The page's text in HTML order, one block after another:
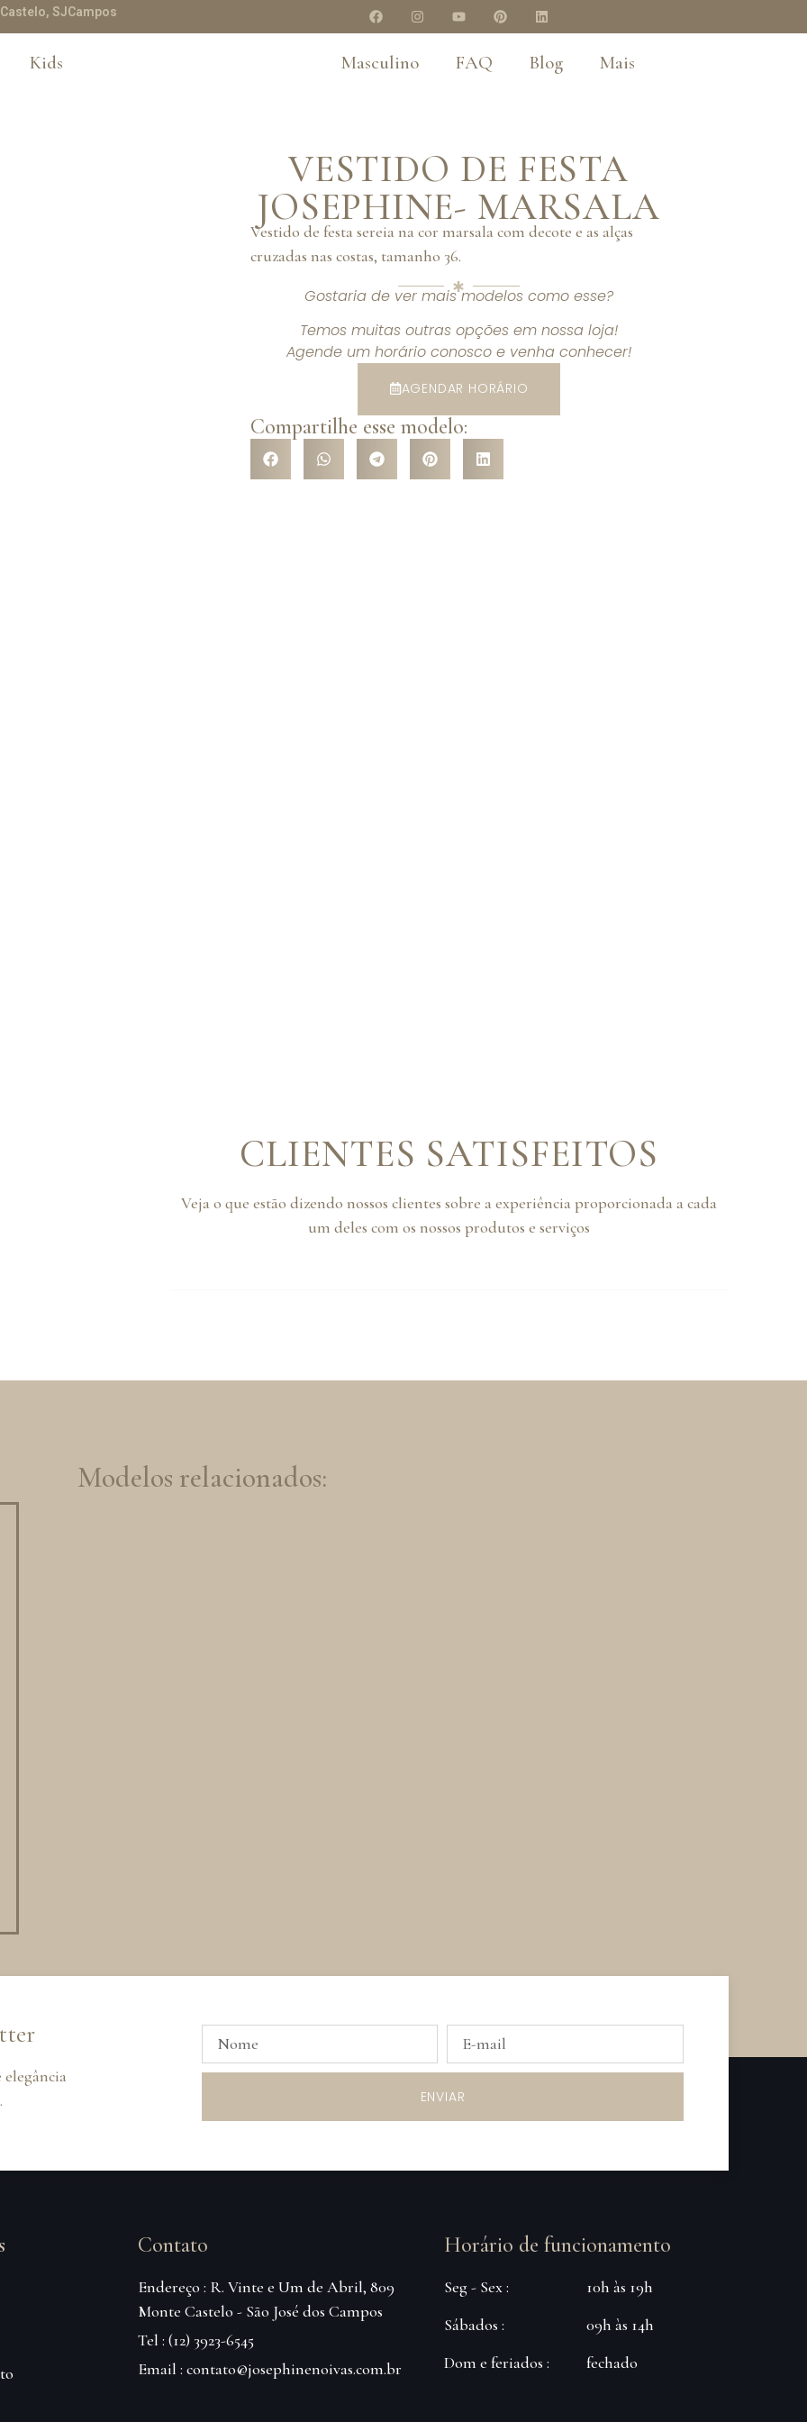
SJCampos
Kids Masculino FAQ Blog Mais
VESTIDO DE FESTA
JOSEPHINE- MARSALA
Vestido de festa sereia na cor marsala com decote e as alças
cruzadas nas costas, tamanho 36.
Gostaria de ver mais modelos como esse?
Temos muitas outras opções em nossa loja!
Agende um horário conosco e venha conhecer!
AGENDAR HORÁRIO
Compartilhe esse modelo:
CLIENTES SATISFEITOS
Veja o que estão dizendo nossos clientes sobre a experiência proporcionada a cada
um deles com os nossos produtos e serviços
Modelos relacionados:
ENVIAR
Contato
Endereço : R. Vinte e Um de Abril, 809
Monte Castelo - São José dos Campos
Tel : (12) 3923-6545
Email : contato@josephinenoivas.com.br
Horário de funcionamento
Seg - Sex :
Sábados :
Dom e feriados :
10h às 19h
09h às 14h
fechado